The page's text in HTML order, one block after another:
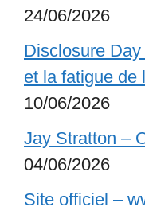
24/06/2026
Disclosure
et la fatigue de
10/06/2026
Jay Stratton –
04/06/2026
Site officiel –